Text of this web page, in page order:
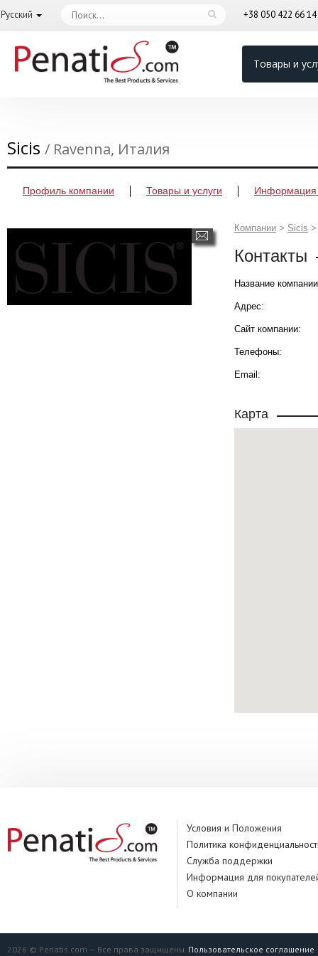
Русский +38 050 422 66 14
Товары и
Sicis / Ravenna, Италия
Профиль компании Товары и услуги Информация
Компании > Sicis >
Контакты
Название
Адрес:
Сайт компании:
Телефоны:
Email:
Карта
Условия и Положения
Политика
Служба поддержки
Информация для
О компании
2026 © Penatis.com — Все права защищены. Пользовательское соглашение